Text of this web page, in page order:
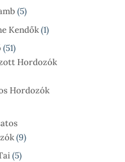
Termék
55
Termék
Kendők 11
5151
Termék
Hordozók
Hordozók
99
55